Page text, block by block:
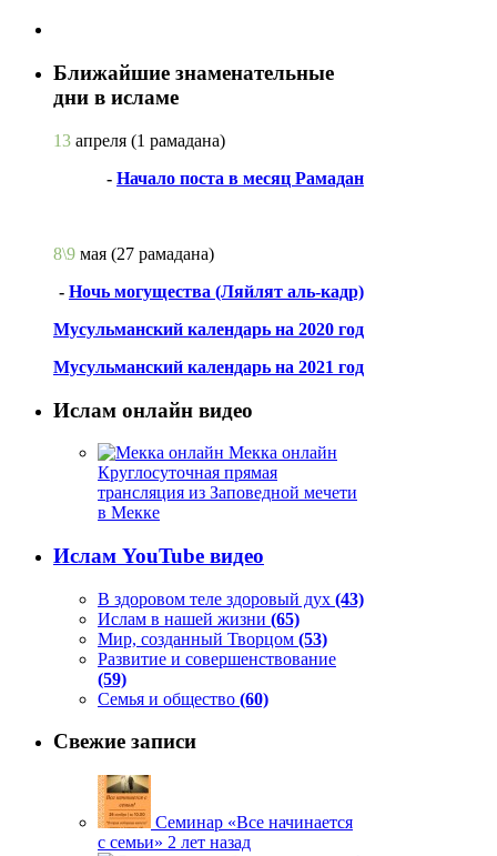
Ближайшие знаменательные
дни в исламе
13 апреля (1 рамадана)
- Начало поста в месяц Рамадан
8\9 мая (27 рамадана)
- Ночь могущества (Ляйлят аль-кадр)
Мусульманский календарь на 2020 год
Мусульманский календарь на 2021 год
Ислам онлайн видео
Мекка онлайн
Круглосуточная прямая
трансляция из Заповедной мечети
в Мекке
Ислам YouTube видео
В здоровом теле здоровый дух (43)
Ислам в нашей жизни (65)
Мир, созданный Творцом (53)
Развитие и совершенствование
(59)
Семья и общество (60)
Свежие записи
Семинар «Все начинается
с семьи» 2 лет назад